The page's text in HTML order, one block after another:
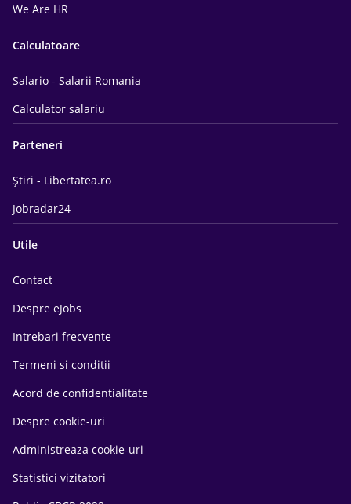
We Are HR
Calculatoare
Salario - Salarii Romania
Calculator salariu
Parteneri
Știri - Libertatea.ro
Jobradar24
Utile
Contact
Despre eJobs
Intrebari frecvente
Termeni si conditii
Acord de confidentialitate
Despre cookie-uri
Administreaza cookie-uri
Statistici vizitatori